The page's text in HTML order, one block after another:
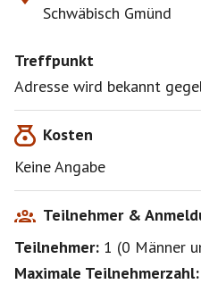
Schwäbisch Gmünd
Treffpunkt
Adresse wird bekannt
Kosten
Keine Angabe
Teilnehmer &
Teilnehmer: 1 (0 Männer
Maximale Teilnehmerzahl: